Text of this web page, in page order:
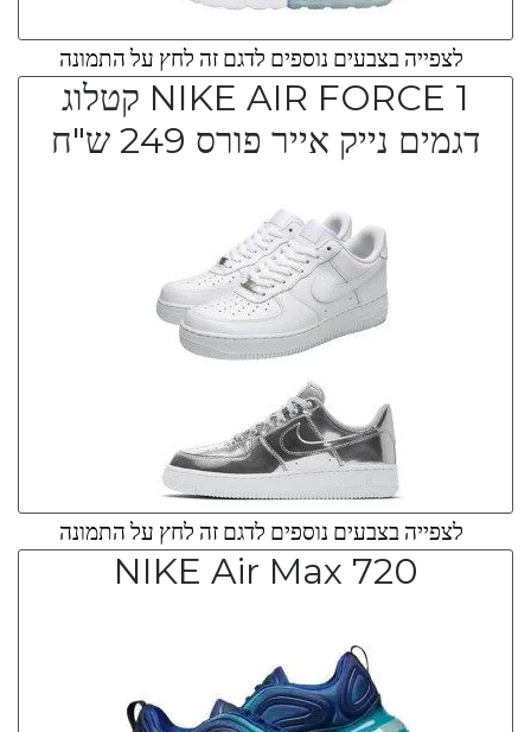
לצפייה בצבעים נוספים לדגם זה לחץ על התמונה
NIKE AIR FORCE 1 קטלוג
דגמים נייק אייר פורס 249 ש"ח
לצפייה בצבעים נוספים לדגם זה לחץ על התמונה
NIKE Air Max 720